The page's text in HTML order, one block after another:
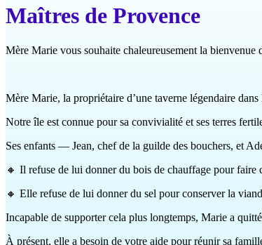
Maîtres de Provence
Mère Marie vous souhaite chaleureusement la
Mère Marie, la propriétaire d’une taverne légendaire
Notre île est connue pour sa convivialité et ses terres
Ses enfants — Jean, chef de la guilde des bouchers, et
🔸 Il refuse de lui donner du bois de chauffage pour faire
🔸 Elle refuse de lui donner du sel pour conserver la
Incapable de supporter cela plus longtemps, Marie a
À présent, elle a besoin de votre aide pour réunir sa